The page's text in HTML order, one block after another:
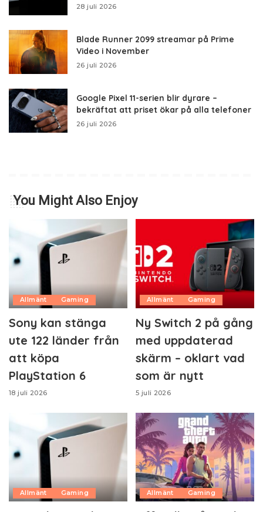
28 juli 2026
Blade Runner 2099 streamar på Prime
Video i November
26 juli 2026
Google Pixel 11-serien blir dyrare –
bekräftat att priset ökar på alla telefoner
26 juli 2026
You Might Also Enjoy
Allmänt Gaming
Sony kan stänga
ute 122 länder från
att köpa
PlayStation 6
18 juli 2026
Allmänt Gaming
Ny Switch 2 på gång
med uppdaterad
skärm – oklart vad
som är nytt
5 juli 2026
Allmänt Gaming Allmänt Gaming